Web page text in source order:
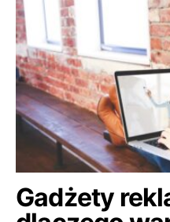
Gadżety